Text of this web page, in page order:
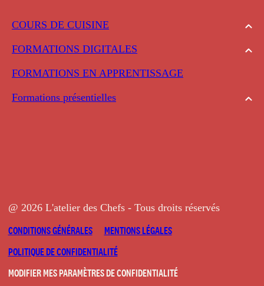
COURS DE CUISINE
FORMATIONS DIGITALES
FORMATIONS EN APPRENTISSAGE
Formations présentielles
@ 2026 L'atelier des Chefs - Tous droits réservés
CONDITIONS GÉNÉRALES
MENTIONS LÉGALES
POLITIQUE DE CONFIDENTIALITÉ
MODIFIER MES PARAMÈTRES DE CONFIDENTIALITÉ